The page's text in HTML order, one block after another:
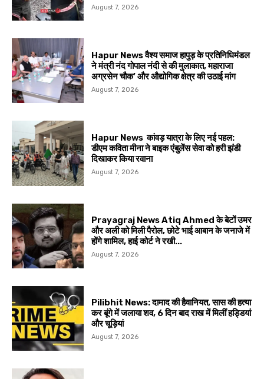
August 7, 2026
Hapur News वैश्य समाज हापुड़ के प्रतिनिधिमंडल
ने मंत्री नंद गोपाल नंदी से की मुलाकात, महाराजा
अग्रसेन चौक’ और औद्योगिक क्षेत्र की उठाई मांग
August 7, 2026
Hapur News कांवड़ यात्रा के लिए नई पहल:
डीएम कविता मीना ने बाइक एंबुलेंस सेवा को हरी झंडी
दिखाकर किया रवाना
August 7, 2026
Prayagraj News Atiq Ahmed के बेटों उमर
और अली को मिली पैरोल, छोटे भाई आबान के जनाजे में
होंगे शामिल, हाई कोर्ट ने रखी...
August 7, 2026
Pilibhit News: दामाद की हैवानियत, सास की हत्या
कर बूंगे में जलाया शव, 6 दिन बाद राख में मिलीं हड्डियां
और चूड़ियां
August 7, 2026